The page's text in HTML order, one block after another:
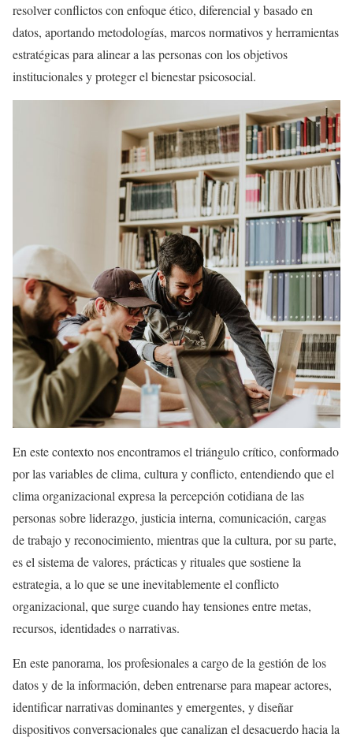
resolver conflictos con enfoque ético, diferencial y basado en
datos, aportando metodologías, marcos normativos y herramientas
estratégicas para alinear a las personas con los objetivos
institucionales y proteger el bienestar psicosocial.
En este contexto nos encontramos el triángulo crítico, conformado
por las variables de clima, cultura y conflicto, entendiendo que el
clima organizacional expresa la percepción cotidiana de las
personas sobre liderazgo, justicia interna, comunicación, cargas
de trabajo y reconocimiento, mientras que la cultura, por su parte,
es el sistema de valores, prácticas y rituales que sostiene la
estrategia, a lo que se une inevitablemente el conflicto
organizacional, que surge cuando hay tensiones entre metas,
recursos, identidades o narrativas.
En este panorama, los profesionales a cargo de la gestión de los
datos y de la información, deben entrenarse para mapear actores,
identificar narrativas dominantes y emergentes, y diseñar
dispositivos conversacionales que canalizan el desacuerdo hacia la